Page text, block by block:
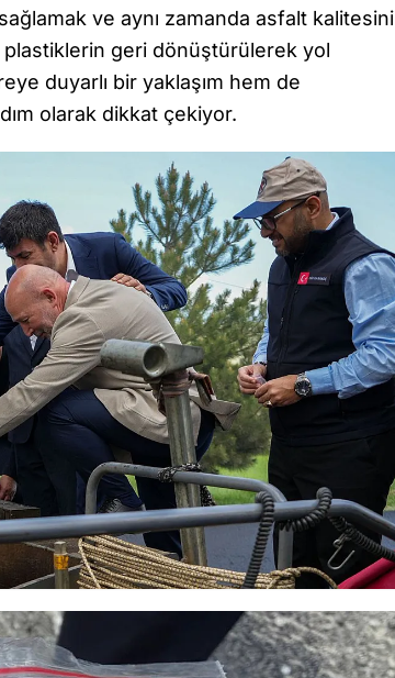
ve aynı zamanda asfalt kalitesini
plastiklerin geri dönüştürülerek yol
duyarlı bir yaklaşım hem de
olarak dikkat çekiyor.